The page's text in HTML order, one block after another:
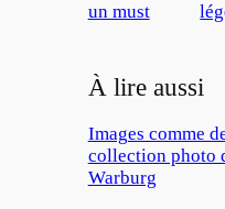
un must
À lire aussi
Images comme
collection photo
Warburg